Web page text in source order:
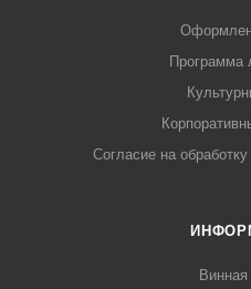
Программа
Согласие на